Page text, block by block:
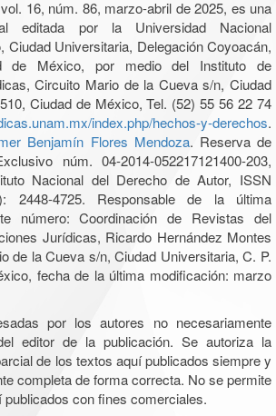
16, núm. 86, marzo-abril de 2025, es una
editada por la Universidad Nacional
Ciudad Universitaria, Delegación Coyoacán,
de México, por medio del Instituto de
Circuito Mario de la Cueva s/n, Ciudad
Ciudad de México, Tel. (52) 55 56 22 74
index.php/hechos-y-derechos.
Benjamín Flores Mendoza. Reserva de
núm. 04-2014-052217121400-203,
Nacional del Derecho de Autor, ISSN
2448-4725. Responsable de la última
número: Coordinación de Revistas del
Jurídicas, Ricardo Hernández Montes
de la Cueva s/n, Ciudad Universitaria, C. P.
fecha de la última modificación: marzo
por los autores no necesariamente
editor de la publicación. Se autoriza la
de los textos aquí publicados siempre y
completa de forma correcta. No se permite
publicados con fines comerciales.